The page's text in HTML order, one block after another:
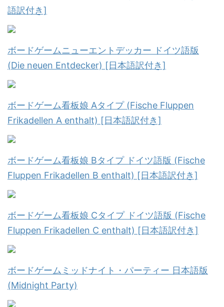
語訳付き]
ボードゲームニューエントデッカー ドイツ語版
(Die neuen Entdecker) [日本語訳付き]
ボードゲーム看板娘 Aタイプ (Fische Fluppen
Frikadellen A enthalt) [日本語訳付き]
ボードゲーム看板娘 Bタイプ ドイツ語版 (Fische
Fluppen Frikadellen B enthalt) [日本語訳付き]
ボードゲーム看板娘 Cタイプ ドイツ語版 (Fische
Fluppen Frikadellen C enthalt) [日本語訳付き]
ボードゲームミッドナイト・パーティー 日本語版
(Midnight Party)